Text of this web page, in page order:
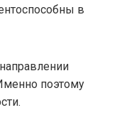
в
поэтому